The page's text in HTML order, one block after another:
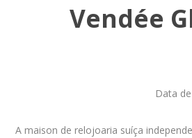
Vendée
Data
A maison de relojoaria suíça